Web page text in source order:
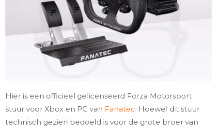
Hier is een officieel gelicenseerd Forza Motorsport
stuur voor Xbox en PC van Fanatec. Hoewel dit stuur
technisch gezien bedoeld is voor de grote broer van